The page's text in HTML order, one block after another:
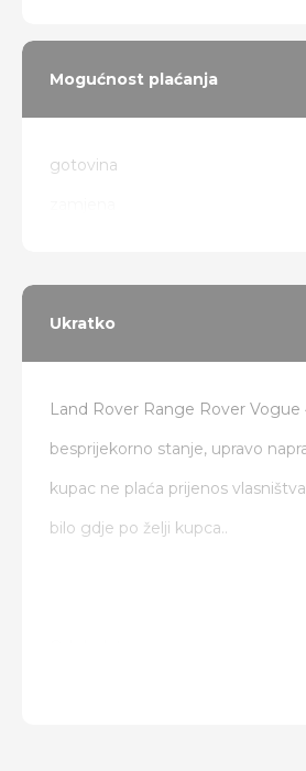
Mogućnost plaćanja
gotovina
Ukratko
Land Rover Range Rover Vogue
besprijekorno stanje, upravo
kupac ne plaća prijenos
bilo gdje po želji kupca..